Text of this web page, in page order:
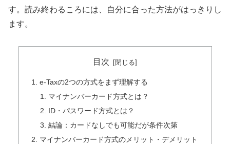
す。読み終わるころには、自分に合った方法がはっきりし
ます。
目次
e-Taxの2つの方式をまず理解する
マイナンバーカード方式とは？
ID・パスワード方式とは？
結論：カードなしでも可能だが条件次第
マイナンバーカード方式のメリット・デメリット